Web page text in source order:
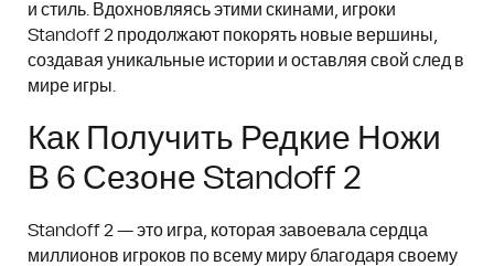
и стиль. Вдохновляясь этими скинами, игроки
Standoff 2 продолжают покорять новые вершины,
создавая уникальные истории и оставляя свой след в
мире игры.
Как Получить Редкие Ножи
В 6 Сезоне Standoff 2
Standoff 2 — это игра, которая завоевала сердца
миллионов игроков по всему миру благодаря своему